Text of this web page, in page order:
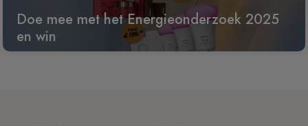
Doe mee met het Energieonderzoek 2025
en win